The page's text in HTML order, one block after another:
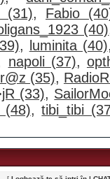
(31), Fabio
(40)
, luminita (40)
napoli (37),
r@z (35),
(33),
(48),tibi_tibi